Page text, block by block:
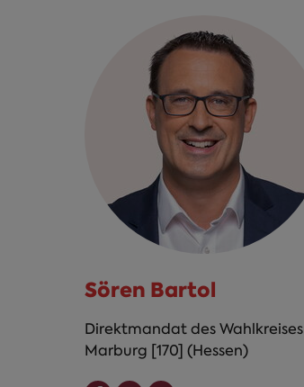
Sören Bartol
Direktmandat des Wahlkreises
Marburg [170] (Hessen)